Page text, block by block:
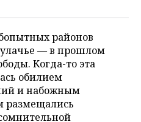
районов
— в прошлом
Когда-то эта
обилием
и набожным
размещались